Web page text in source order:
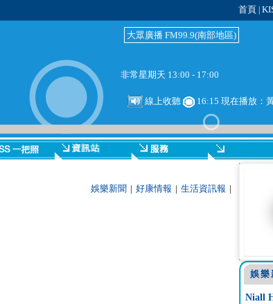
首頁
大眾廣播 FM99.9(南部地區)
非常星期天 13:00 - 17:00
線上收聽 16:15 現在播放：
娛樂新聞 | 好康情報 | 生活資訊報 |
娛樂
Niall